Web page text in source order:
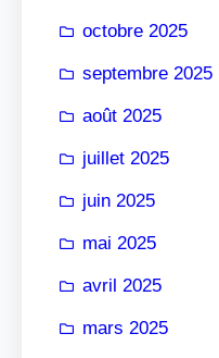
octobre 2025
septembre 2025
août 2025
juillet 2025
juin 2025
mai 2025
avril 2025
mars 2025